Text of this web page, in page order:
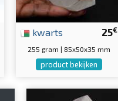
25€
kwarts
255 gram | 85x50x35 mm
product bekijken